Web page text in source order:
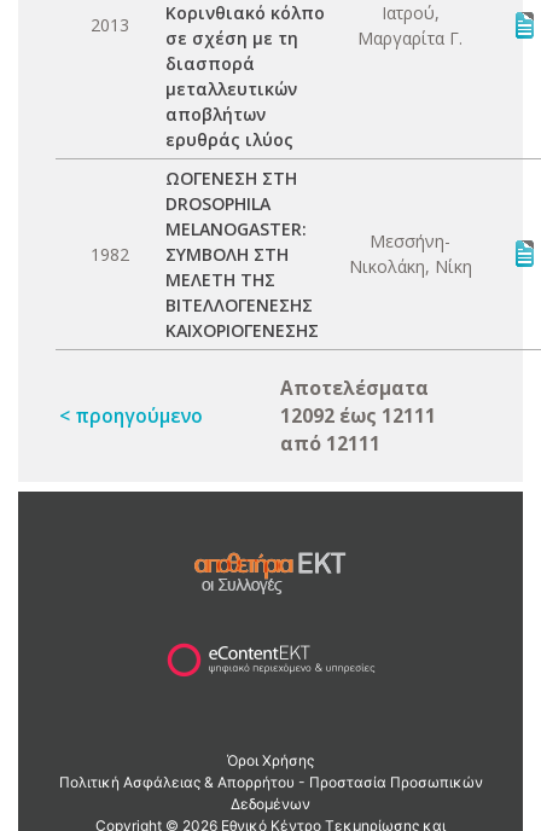
2013
Κορινθιακό κόλπο
σε σχέση με τη
διασπορά
μεταλλευτικών
αποβλήτων
ερυθράς ιλύος
Ιατρού,
Μαργαρίτα Γ.
1982
ΩΟΓΕΝΕΣΗ ΣΤΗ
DROSOPHILA
MELANOGASTER:
ΣΥΜΒΟΛΗ ΣΤΗ
ΜΕΛΕΤΗ ΤΗΣ
ΒΙΤΕΛΛΟΓΕΝΕΣΗΣ
ΚΑΙΧΟΡΙΟΓΕΝΕΣΗΣ
Μεσσήνη-
Νικολάκη, Νίκη
< προηγούμενο
Αποτελέσματα
12092 έως 12111
από 12111